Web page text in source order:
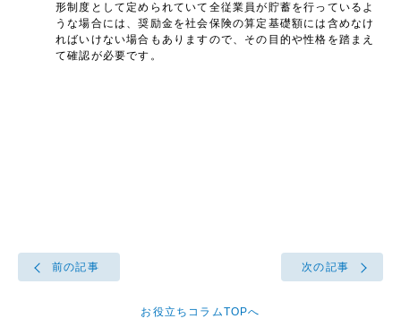
形制度として定められていて全従業員が貯蓄を行っているよ
うな場合には、奨励金を社会保険の算定基礎額には含めなけ
ればいけない場合もありますので、その目的や性格を踏まえ
て確認が必要です。
前の記事
お役立ちコラムTOPへ
次の記事